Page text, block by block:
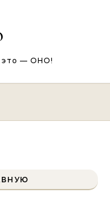
это — ОНО!